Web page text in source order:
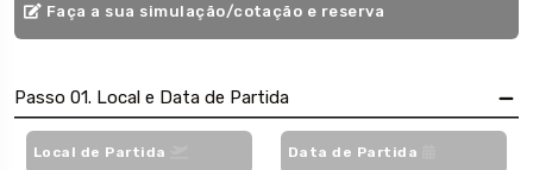
Faça a sua simulação/cotação e reserva
Passo 01. Local e Data de Partida
Local de Partida Data de Partida